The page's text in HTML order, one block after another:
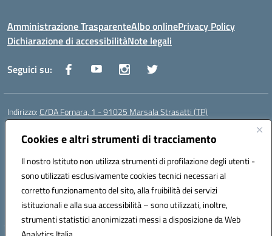
Cookies e altri strumenti di tracciamento
Il nostro Istituto non utilizza strumenti di profilazione degli utenti -
sono utilizzati esclusivamente cookies tecnici necessari al
corretto funzionamento del sito, alla fruibilità dei servizi
istituzionali e alla sua accessibilità – sono utilizzati, inoltre,
strumenti statistici anonimizzati messi a disposizione da Web
Amministrazione TrasparenteAlbo onlinePrivacy Policy
Dichiarazione di accessibilitàNote legali
Seguici su:
Indirizzo: C/DA Fornara, 1 - 91025 Marsala Strasatti (TP)
Centralino:
Posta elettronica certificata (PEC):tpic81600v@pec.istruzione.it
Codice fiscale: 82006360810
Codice meccanografico:TPIC81600V
Codice Indice delle Pubbliche Amministrazioni (IPA): istsc_tpic81600v
Codice unico di fatturazione (CUF): UFODYY